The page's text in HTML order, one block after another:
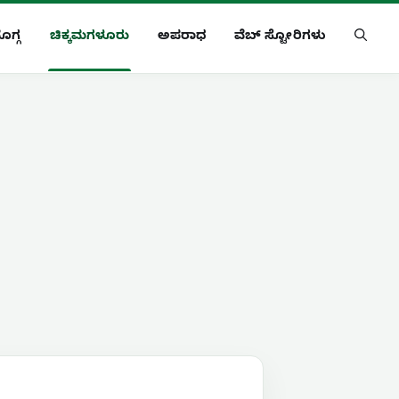
ಚಿಕ್ಕಮಗಳೂರು ಅಪರಾಧ ವೆಬ್ ಸ್ಟೋರಿಗಳು